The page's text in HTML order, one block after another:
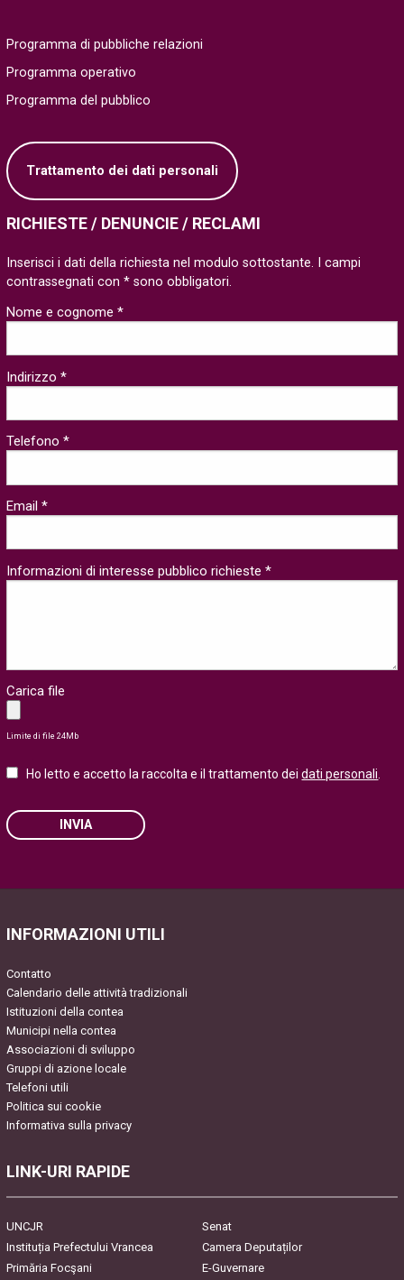
Programma di pubbliche relazioni
Programma operativo
Programma del pubblico
Trattamento dei dati personali
RICHIESTE / DENUNCIE / RECLAMI
Inserisci i dati della richiesta nel modulo sottostante. I campi
contrassegnati con * sono obbligatori.
Nome e cognome *
Indirizzo *
Telefono *
Email *
Informazioni di interesse pubblico richieste *
Carica file
Limite di file 24Mb
Ho letto e accetto la raccolta e il trattamento deidati personali.
INVIA
INFORMAZIONI UTILI
Contatto
Calendario delle attività tradizionali
Istituzioni della contea
Municipi nella contea
Associazioni di sviluppo
Gruppi di azione locale
Telefoni utili
Politica sui cookie
Informativa sulla privacy
LINK-URI RAPIDE
UNCJR
Senat
Instituția Prefectului Vrancea
Camera Deputaților
Primăria Focşani
E-Guvernare